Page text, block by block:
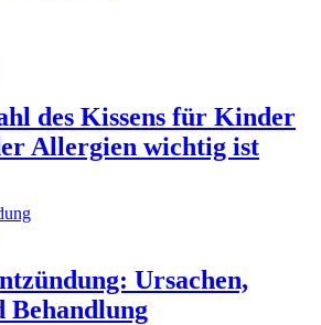
des Kissens für Kinder
Allergien wichtig ist
Ursachen,
Behandlung